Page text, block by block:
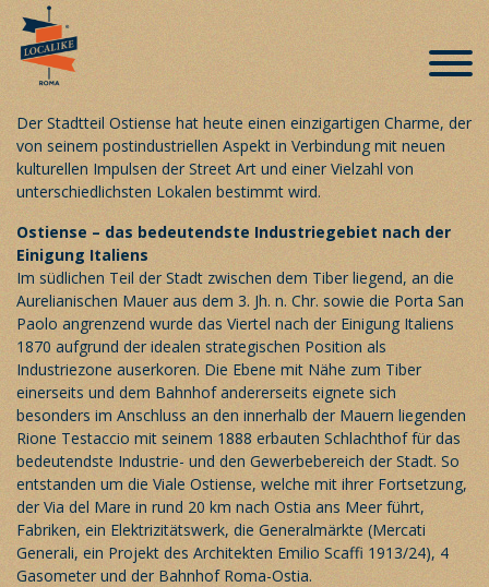
Ostiense und seine Auferstehung
Veröffentlicht am 26. Februar 2019
Der Stadtteil Ostiense hat heute einen einzigartigen Charme, der
von seinem postindustriellen Aspekt in Verbindung mit neuen
kulturellen Impulsen der Street Art und einer Vielzahl von
unterschiedlichsten Lokalen bestimmt wird.
Ostiense – das bedeutendste Industriegebiet nach der
Einigung Italiens
Im südlichen Teil der Stadt zwischen dem Tiber liegend, an die
Aurelianischen Mauer aus dem 3. Jh. n. Chr. sowie die Porta San
Paolo angrenzend wurde das Viertel nach der Einigung Italiens
1870 aufgrund der idealen strategischen Position als
Industriezone auserkoren. Die Ebene mit Nähe zum Tiber
einerseits und dem Bahnhof andererseits eignete sich
besonders im Anschluss an den innerhalb der Mauern liegenden
Rione Testaccio mit seinem 1888 erbauten Schlachthof für das
bedeutendste Industrie- und den Gewerbebereich der Stadt. So
entstanden um die Viale Ostiense, welche mit ihrer Fortsetzung,
der Via del Mare in rund 20 km nach Ostia ans Meer führt,
Fabriken, ein Elektrizitätswerk, die Generalmärkte (Mercati
Generali, ein Projekt des Architekten Emilio Scaffi 1913/24), 4
Gasometer und der Bahnhof Roma-Ostia.